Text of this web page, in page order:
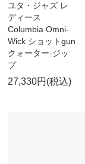
ユタ・ジャズ レ
ディース
Columbia Omni-
Wick ショットgun
クォーター-ジッ
プ
27,330円(税込)